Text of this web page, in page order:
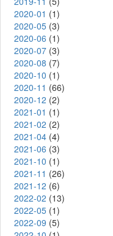
2020-01 (1)
2020-05 (3)
2020-06 (1)
2020-07 (3)
2020-08 (7)
2020-10 (1)
2020-11 (66)
2020-12 (2)
2021-01 (1)
2021-02 (2)
2021-04 (4)
2021-06 (3)
2021-10 (1)
2021-11 (26)
2021-12 (6)
2022-02 (13)
2022-05 (1)
2022-09 (5)